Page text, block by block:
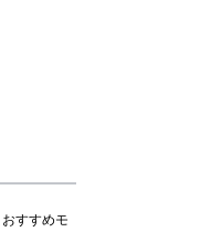
すすめモ